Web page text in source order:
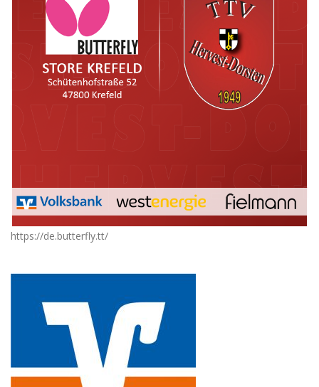
https://de.butterfly.tt/